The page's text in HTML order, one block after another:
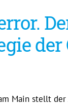
der
Main stellt